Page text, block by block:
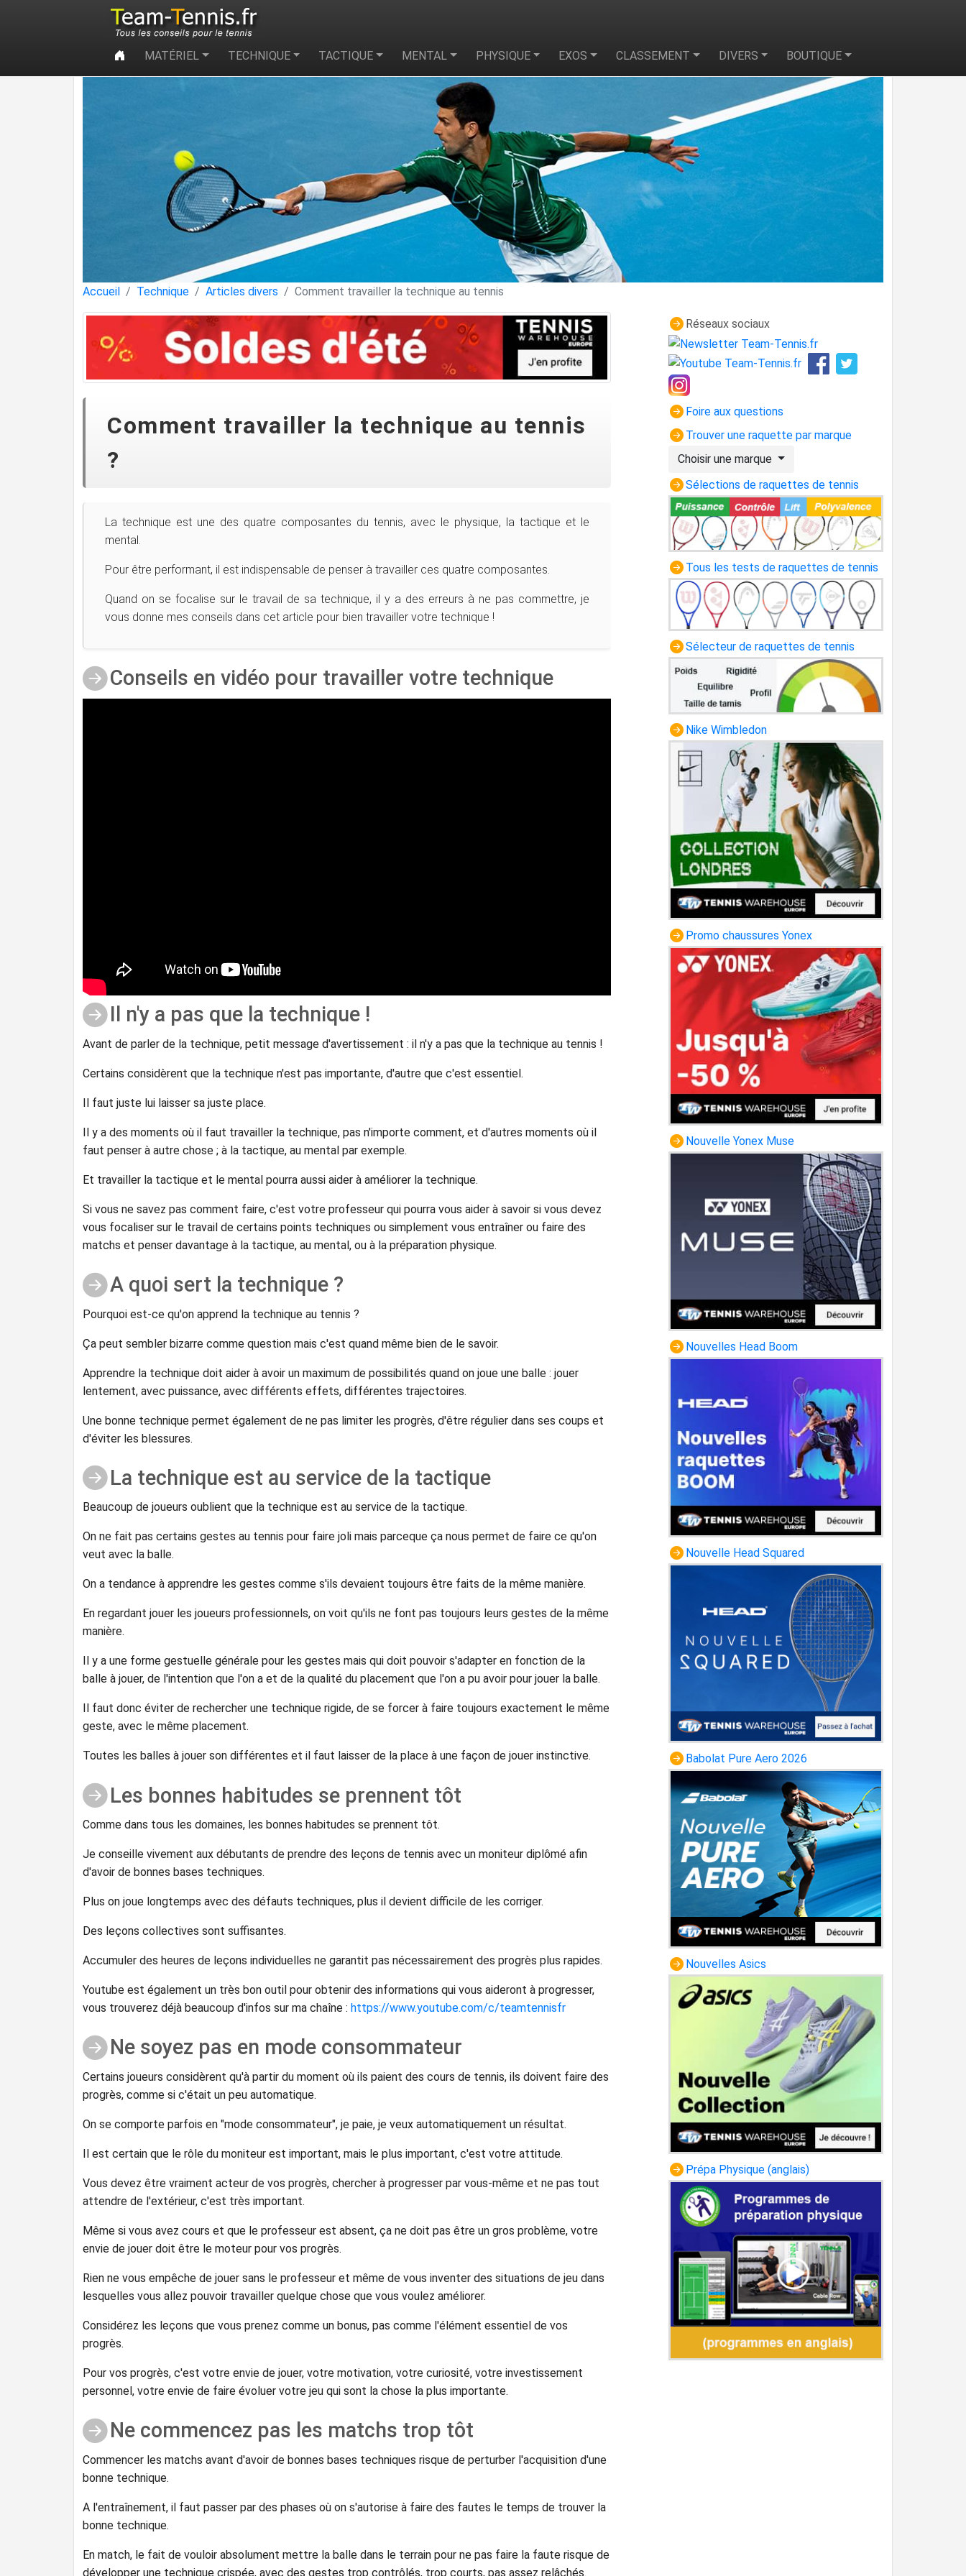
MATÉRIEL TECHNIQUE TACTIQUE MENTAL PHYSIQUE EXOS CLASSEMENT DIVERS BOUTIQUE
Accueil Technique Articles divers Comment travailler la technique au tennis
Comment travailler la technique au tennis
?
La technique est une des quatre composantes du tennis, avec le physique, la tactique et le
mental.
Pour être performant, il est indispensable de penser à travailler ces quatre composantes.
Quand on se focalise sur le travail de sa technique, il y a des erreurs à ne pas commettre, je
vous donne mes conseils dans cet article pour bien travailler votre technique !
Conseils en vidéo pour travailler votre technique
Il n'y a pas que la technique !
Avant de parler de la technique, petit message d'avertissement : il n'y a pas que la technique au tennis !
Certains considèrent que la technique n'est pas importante, d'autre que c'est essentiel.
Il faut juste lui laisser sa juste place.
Il y a des moments où il faut travailler la technique, pas n'importe comment, et d'autres moments où il
faut penser à autre chose ; à la tactique, au mental par exemple.
Et travailler la tactique et le mental pourra aussi aider à améliorer la technique.
Si vous ne savez pas comment faire, c'est votre professeur qui pourra vous aider à savoir si vous devez
vous focaliser sur le travail de certains points techniques ou simplement vous entraîner ou faire des
matchs et penser davantage à la tactique, au mental, ou à la préparation physique.
A quoi sert la technique ?
Pourquoi est-ce qu'on apprend la technique au tennis ?
Ça peut sembler bizarre comme question mais c'est quand même bien de le savoir.
Apprendre la technique doit aider à avoir un maximum de possibilités quand on joue une balle : jouer
lentement, avec puissance, avec différents effets, différentes trajectoires.
Une bonne technique permet également de ne pas limiter les progrès, d'être régulier dans ses coups et
d'éviter les blessures.
La technique est au service de la tactique
Beaucoup de joueurs oublient que la technique est au service de la tactique.
On ne fait pas certains gestes au tennis pour faire joli mais parceque ça nous permet de faire ce qu'on
veut avec la balle.
On a tendance à apprendre les gestes comme s'ils devaient toujours être faits de la même manière.
En regardant jouer les joueurs professionnels, on voit qu'ils ne font pas toujours leurs gestes de la même
manière.
Il y a une forme gestuelle générale pour les gestes mais qui doit pouvoir s'adapter en fonction de la
balle à jouer, de l'intention que l'on a et de la qualité du placement que l'on a pu avoir pour jouer la balle.
Il faut donc éviter de rechercher une technique rigide, de se forcer à faire toujours exactement le même
geste, avec le même placement.
Toutes les balles à jouer son différentes et il faut laisser de la place à une façon de jouer instinctive.
Les bonnes habitudes se prennent tôt
Comme dans tous les domaines, les bonnes habitudes se prennent tôt.
Je conseille vivement aux débutants de prendre des leçons de tennis avec un moniteur diplômé afin
d'avoir de bonnes bases techniques.
Plus on joue longtemps avec des défauts techniques, plus il devient difficile de les corriger.
Des leçons collectives sont suffisantes.
Accumuler des heures de leçons individuelles ne garantit pas nécessairement des progrès plus rapides.
Youtube est également un très bon outil pour obtenir des informations qui vous aideront à progresser,
vous trouverez déjà beaucoup d'infos sur ma chaîne : https://www.youtube.com/c/teamtennisfr
Ne soyez pas en mode consommateur
Certains joueurs considèrent qu'à partir du moment où ils paient des cours de tennis, ils doivent faire des
progrès, comme si c'était un peu automatique.
On se comporte parfois en "mode consommateur", je paie, je veux automatiquement un résultat.
Il est certain que le rôle du moniteur est important, mais le plus important, c'est votre attitude.
Vous devez être vraiment acteur de vos progrès, chercher à progresser par vous-même et ne pas tout
attendre de l'extérieur, c'est très important.
Même si vous avez cours et que le professeur est absent, ça ne doit pas être un gros problème, votre
envie de jouer doit être le moteur pour vos progrès.
Rien ne vous empêche de jouer sans le professeur et même de vous inventer des situations de jeu dans
lesquelles vous allez pouvoir travailler quelque chose que vous voulez améliorer.
Considérez les leçons que vous prenez comme un bonus, pas comme l'élément essentiel de vos
progrès.
Pour vos progrès, c'est votre envie de jouer, votre motivation, votre curiosité, votre investissement
personnel, votre envie de faire évoluer votre jeu qui sont la chose la plus importante.
Ne commencez pas les matchs trop tôt
Commencer les matchs avant d'avoir de bonnes bases techniques risque de perturber l'acquisition d'une
bonne technique.
A l'entraînement, il faut passer par des phases où on s'autorise à faire des fautes le temps de trouver la
bonne technique.
En match, le fait de vouloir absolument mettre la balle dans le terrain pour ne pas faire la faute risque de
développer une technique crispée, avec des gestes trop contrôlés, trop courts, pas assez relâchés.
Réseaux sociaux
Foire aux questions
Trouver une raquette par marque
Choisir une marque
Sélections de raquettes de tennis
Tous les tests de raquettes de tennis
Sélecteur de raquettes de tennis
Nike Wimbledon
Promo chaussures Yonex
Nouvelle Yonex Muse
Nouvelles Head Boom
Nouvelle Head Squared
Babolat Pure Aero 2026
Nouvelles Asics
Prépa Physique (anglais)